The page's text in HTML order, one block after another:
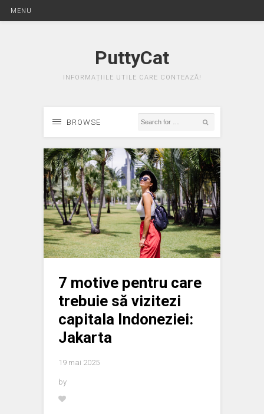
MENU
PuttyCat
INFORMAȚIILE UTILE CARE CONTEAZĂ!
BROWSE
7 motive pentru care
trebuie să vizitezi
capitala Indoneziei:
Jakarta
19 mai 2025
by